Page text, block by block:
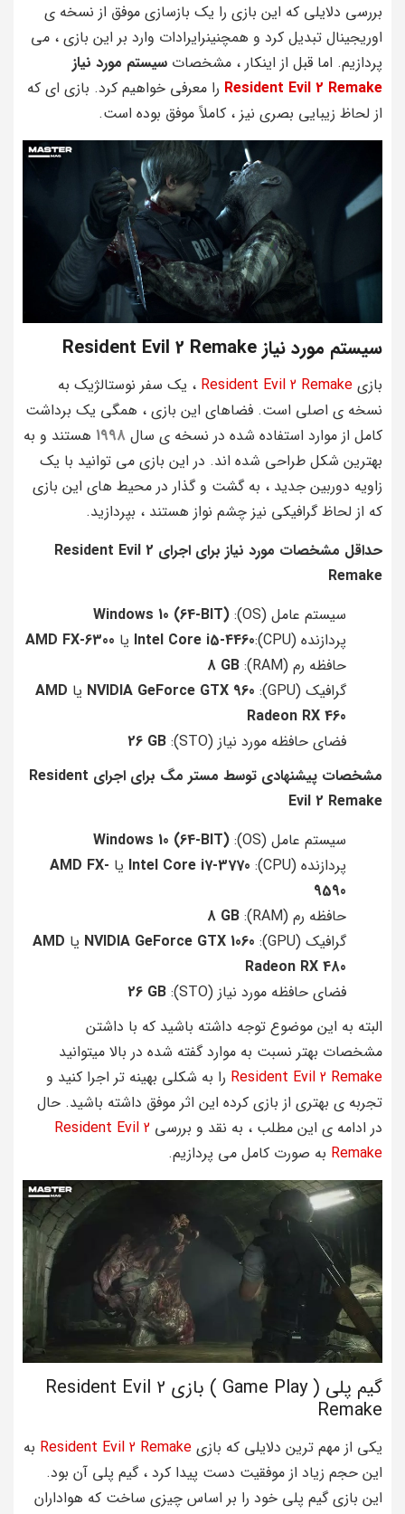
بررسی دلایلی که این بازی را یک بازسازی موفق از نسخه ی
اوریجینال تبدیل کرد و همچنینرایرادات وارد بر این بازی ، می
پردازیم. اما قبل از اینکار ، مشخصات سیستم مورد نیاز
Resident Evil 2 Remake را معرفی خواهیم کرد. بازی ای که
از لحاظ زیبایی بصری نیز ، کاملاً موفق بوده است.
سیستم مورد نیاز Resident Evil 2 Remake
بازی Resident Evil 2 Remake ، یک سفر نوستالژیک به
نسخه ی اصلی است. فضاهای این بازی ، همگی یک برداشت
کامل از موارد استفاده شده در نسخه ی سال 1998 هستند و به
بهترین شکل طراحی شده اند. در این بازی می توانید با یک
زاویه دوربین جدید ، به گشت و گذار در محیط های این بازی
که از لحاظ گرافیکی نیز چشم نواز هستند ، بپردازید.
حداقل مشخصات مورد نیاز برای اجرای Resident Evil 2
Remake
سیستم عامل (OS):
(Windows 10 (64-BIT
پردازنده (CPU):
Intel Core i5-4460 یا AMD FX-6300
حافظه رم (RAM):
8 GB
گرافیک (GPU):
NVIDIA GeForce GTX 960 یا AMD
Radeon RX 460
فضای حافظه مورد نیاز (STO):
26 GB
مشخصات پیشنهادی توسط مستر مگ برای اجرای Resident
Evil 2 Remake
سیستم عامل (OS):
(Windows 10 (64-BIT
پردازنده (CPU):
یا AMD FX-
9590
حافظه رم (RAM):
8 GB
گرافیک (GPU):
NVIDIA GeForce GTX 1060 یا AMD
Radeon RX 480
فضای حافظه مورد نیاز (STO):
26 GB
البته به این موضوع توجه داشته باشید که با داشتن
مشخصات بهتر نسبت به موارد گفته شده در بالا میتوانید
Resident Evil 2 Remake را به شکلی بهینه تر اجرا کنید و
تجربه ی بهتری از بازی کرده این اثر موفق داشته باشید. حال
در ادامه ی این مطلب ، به نقد و بررسی Resident Evil 2
Remake به صورت کامل می پردازیم.
گیم پلی ( Game Play ) بازی Resident Evil 2
Remake
یکی از مهم ترین دلایلی که بازی Resident Evil 2 Remake به
این حجم زیاد از موفقیت دست پیدا کرد ، گیم پلی آن بود.
این بازی گیم پلی خود را بر اساس چیزی ساخت که هواداران